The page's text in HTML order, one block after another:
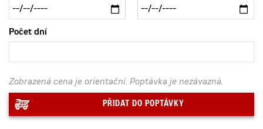
Počet dní
Zobrazená cena je orientační. Poptávka je nezávazná.
PŘIDAT DO POPTÁVKY